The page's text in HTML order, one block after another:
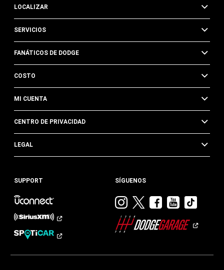
LOCALIZAR
SERVICIOS
FANÁTICOS DE DODGE
COSTO
MI CUENTA
CENTRO DE PRIVACIDAD
LEGAL
SUPPORT SÍGUENOS
Visitar
Dodge
en
Visitar
en
Visitar
en
Visitar
en en